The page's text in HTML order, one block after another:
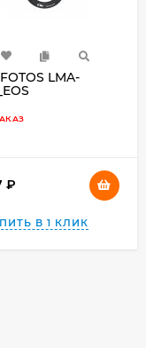
LMA-
объективы на
В 1 КЛИК